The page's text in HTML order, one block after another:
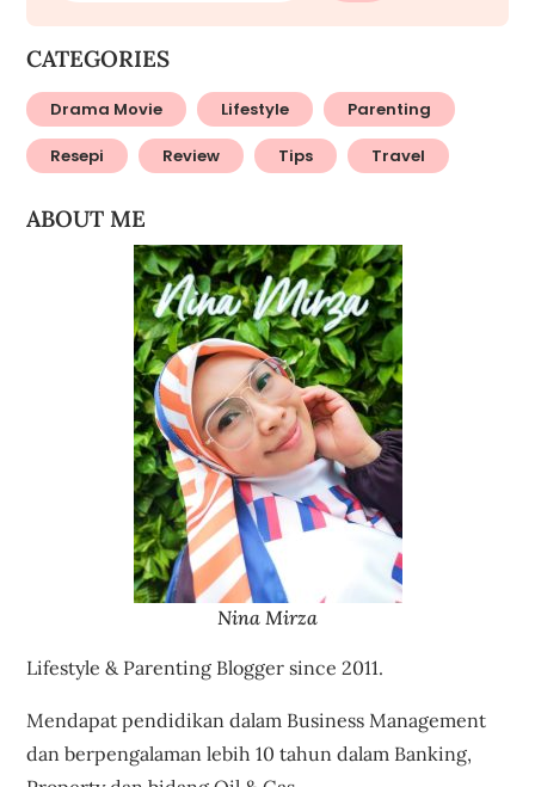
CATEGORIES
Drama Movie Lifestyle Parenting
Resepi Review Tips Travel
ABOUT ME
Nina Mirza
Lifestyle & Parenting Blogger since 2011.
Mendapat pendidikan dalam Business Management
dan berpengalaman lebih 10 tahun dalam Banking,